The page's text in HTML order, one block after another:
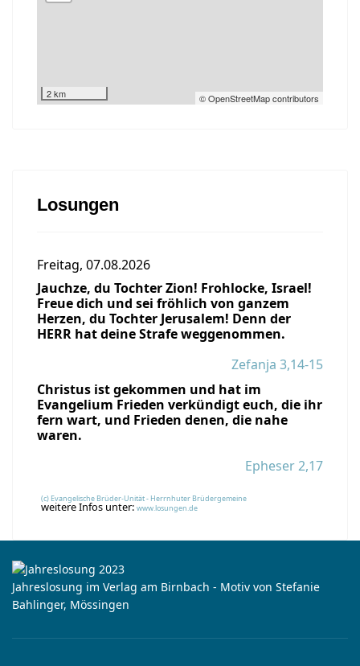
2 km © OpenStreetMap contributors
Losungen
Freitag, 07.08.2026
Jauchze, du Tochter Zion! Frohlocke, Israel!
Freue dich und sei fröhlich von ganzem
Herzen, du Tochter Jerusalem! Denn der
HERR hat deine Strafe weggenommen.
Zefanja 3,14-15
Christus ist gekommen und hat im
Evangelium Frieden verkündigt euch, die ihr
fern wart, und Frieden denen, die nahe
waren.
Epheser 2,17
(c) Evangelische Brüder-Unität - Herrnhuter Brüdergemeine
weitere Infos unter: www.losungen.de
Jahreslosung im Verlag am Birnbach - Motiv von Stefanie
Bahlinger, Mössingen